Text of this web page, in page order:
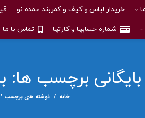
خریدار لباس و کیف و کمربند عمده نو
شماره حسابها و کارتها تماس با ما
بایگانی برچسب ها:
خانه نوشته های برچسب